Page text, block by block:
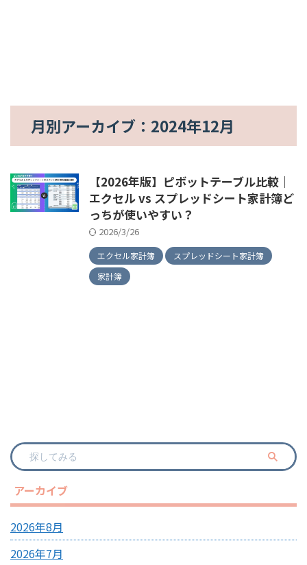
月別アーカイブ：2024年12月
【2026年版】ピボットテーブル比較｜
エクセル vs スプレッドシート家計簿ど
っちが使いやすい？
2026/3/26
エクセル家計簿
スプレッドシート家計簿
家計簿
アーカイブ
2026年8月
2026年7月